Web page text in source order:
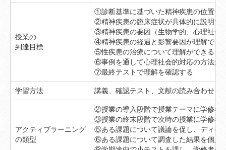
授業の
到達目標
①診断基準に基づいた精神疾患の位置づ
②精神疾患の臨床症状が具体的に説明で
③精神疾患の要因（生物学的、心理社会
④精神疾患の経過と影響要因が理解でき
⑤性疾患の治療について理解ができる
⑥事例を通して心理社会的対応の方法が
⑦最終テストで理解を確認する
学習方法 講義、確認テスト、文献の読み合わせ、
アクティブラーニング
の類型
②授業の導入段階で授業テーマに学修者
③授業の終末段階で次時の授業に学修者
⑤ある課題について議論を促し、ディベ
⑥ある課題について調査した結果を個人